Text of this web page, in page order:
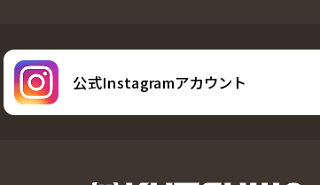
公式Instagramアカウント